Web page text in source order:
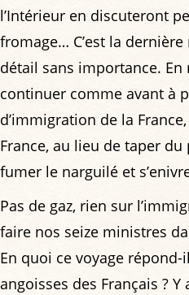
l’Intérieur en discuteront
fromage… C’est la
détail sans importance. En
continuer comme avant à
d’immigration de la
France, au lieu de taper
fumer le narguilé et
Pas de gaz, rien sur
faire nos seize ministres
En quoi ce voyage
angoisses des Français ? Y